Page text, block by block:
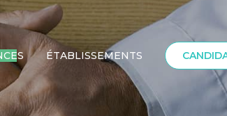
ÉTABLISSEMENTS